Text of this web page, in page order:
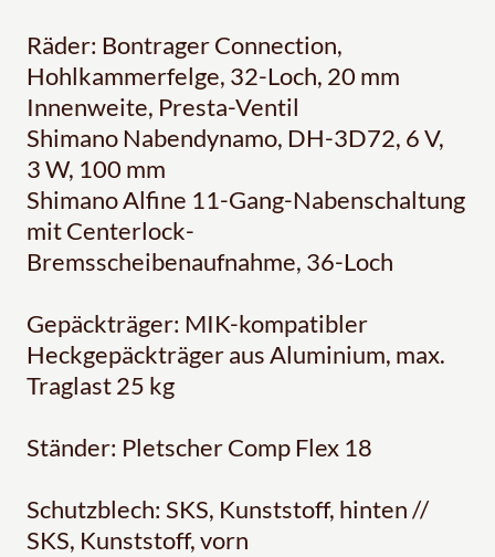
Räder: Bontrager Connection,
Hohlkammerfelge, 32-Loch, 20 mm
Innenweite, Presta-Ventil
Shimano Nabendynamo, DH-3D72, 6 V,
3 W, 100 mm
Shimano Alfine 11-Gang-Nabenschaltung
mit Centerlock-
Bremsscheibenaufnahme, 36-Loch
Gepäckträger: MIK-kompatibler
Heckgepäckträger aus Aluminium, max.
Traglast 25 kg
Ständer: Pletscher Comp Flex 18
Schutzblech: SKS, Kunststoff, hinten //
SKS, Kunststoff, vorn